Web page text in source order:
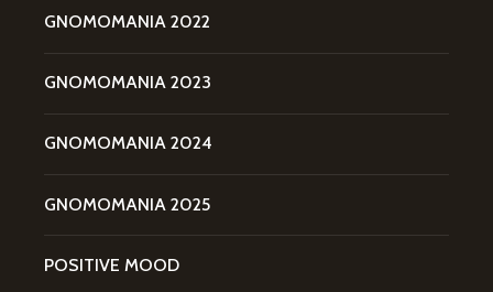
GNOMOMANIA 2022
GNOMOMANIA 2023
GNOMOMANIA 2024
GNOMOMANIA 2025
POSITIVE MOOD